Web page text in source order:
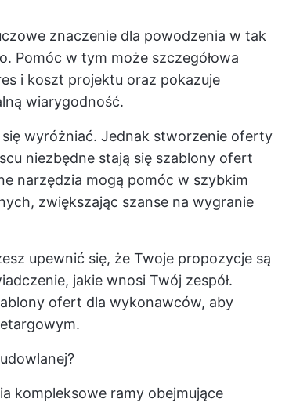
znaczenie dla powodzenia w tak
Pomóc w tym może szczegółowa
i koszt projektu oraz pokazuje
wiarygodność.
wyróżniać. Jednak stworzenie oferty
niezbędne stają się szablony ofert
narzędzia mogą pomóc w szybkim
zwiększając szanse na wygranie
upewnić się, że Twoje propozycje są
jakie wnosi Twój zespół.
ofert dla wykonawców, aby
kompleksowe ramy obejmujące